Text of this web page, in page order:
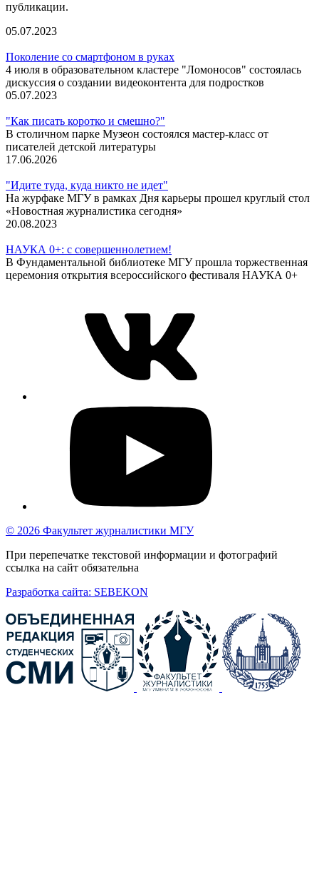
публикации.
05.07.2023
Поколение со смартфоном в руках
4 июля в образовательном кластере "Ломоносов" состоялась
дискуссия о создании видеоконтента для подростков
05.07.2023
"Как писать коротко и смешно?"
В столичном парке Музеон состоялся мастер-класс от
писателей детской литературы
17.06.2026
"Идите туда, куда никто не идет"
На журфаке МГУ в рамках Дня карьеры прошел круглый стол
«Новостная журналистика сегодня»
20.08.2023
НАУКА 0+: с совершеннолетием!
В Фундаментальной библиотеке МГУ прошла торжественная
церемония открытия всероссийского фестиваля НАУКА 0+
© 2026 Факультет журналистики МГУ
При перепечатке текстовой информации и фотографий
ссылка на сайт обязательна
Разработка сайта: SEBEKON